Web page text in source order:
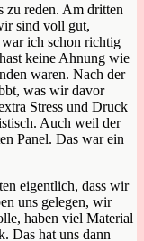
zu reden. Am dritten
sind voll gut,
ich schon richtig
keine Ahnung wie
waren. Nach der
was wir davor
Stress und Druck
Auch weil der
Panel. Das war ein
eigentlich, dass wir
uns gelegen, wir
haben viel Material
Das hat uns dann